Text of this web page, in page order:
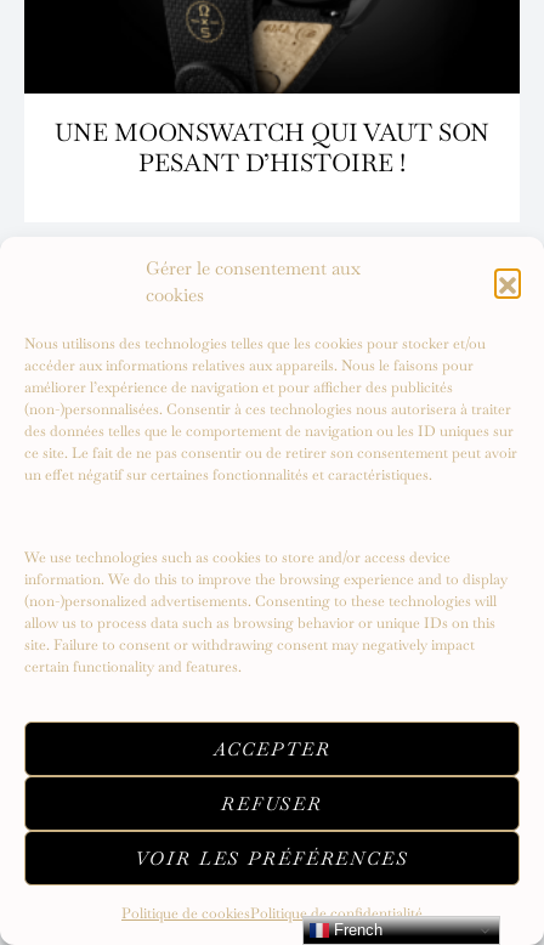
Gérer le consentement aux
cookies
Nous utilisons des technologies telles que les cookies pour stocker et/ou
accéder aux informations relatives aux appareils. Nous le faisons pour
améliorer l’expérience de navigation et pour afficher des publicités
(non-)personnalisées. Consentir à ces technologies nous autorisera à traiter
des données telles que le comportement de navigation ou les ID uniques sur
ce site. Le fait de ne pas consentir ou de retirer son consentement peut avoir
un effet négatif sur certaines fonctionnalités et caractéristiques.
We use technologies such as cookies to store and/or access device
information. We do this to improve the browsing experience and to display
(non-)personalized advertisements. Consenting to these technologies will
allow us to process data such as browsing behavior or unique IDs on this
site. Failure to consent or withdrawing consent may negatively impact
certain functionality and features.
ACCEPTER
REFUSER
VOIR LES PRÉFÉRENCES
Politique de cookiesPolitique de confidentialité
UNE MOONSWATCH QUI VAUT SON
PESANT D’HISTOIRE !
nouveaux sommets
French